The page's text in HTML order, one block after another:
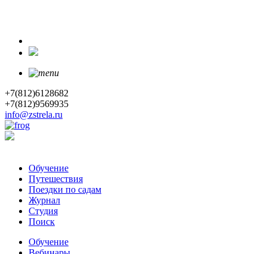
+7(812)6128682
+7(812)9569935
info@zstrela.ru
Обучение
Путешествия
Поездки по садам
Журнал
Студия
Поиск
Обучение